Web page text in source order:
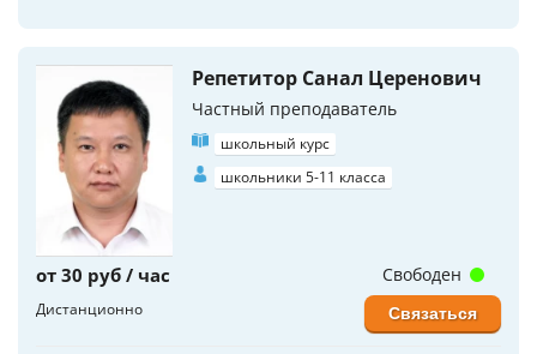
Репетитор Санал Церенович
Частный преподаватель
школьный курс
школьники 5-11 класса
от 30 руб / час
Дистанционно
Свободен
Связаться